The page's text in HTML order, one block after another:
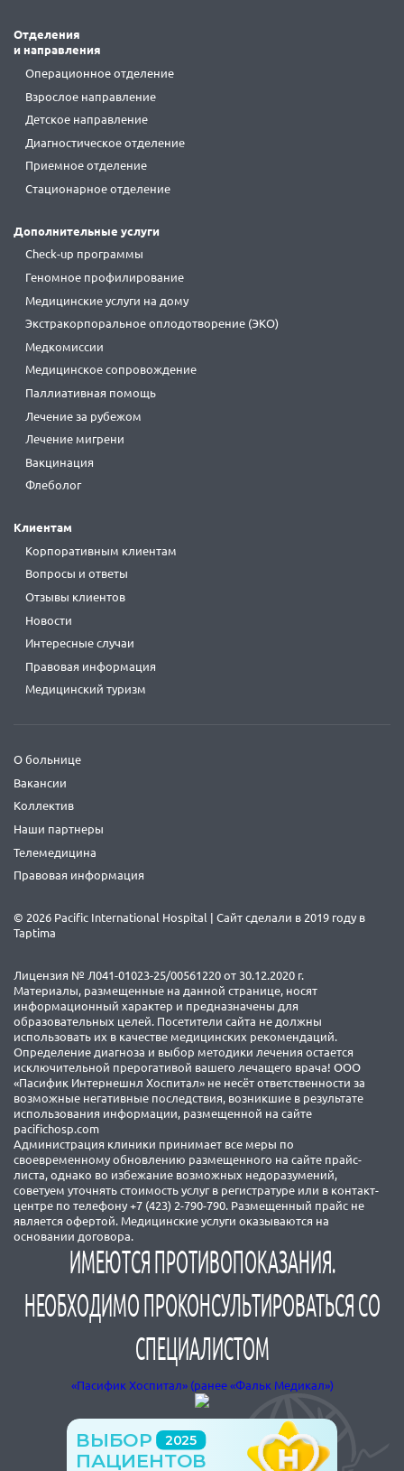
Отделения
и направления
Операционное отделение
Взрослое направление
Детское направление
Диагностическое отделение
Приемное отделение
Стационарное отделение
Дополнительные услуги
Check-up программы
Геномное профилирование
Медицинские услуги на дому
Экстракорпоральное оплодотворение (ЭКО)
Медкомиссии
Медицинское сопровождение
Паллиативная помощь
Лечение за рубежом
Лечение мигрени
Вакцинация
Флеболог
Клиентам
Корпоративным клиентам
Вопросы и ответы
Отзывы клиентов
Новости
Интересные случаи
Правовая информация
Медицинский туризм
О больнице
Вакансии
Коллектив
Наши партнеры
Телемедицина
Правовая информация
© 2026 Pacific International Hospital | Сайт сделали в 2019 году в
Taptima
Лицензия № Л041-01023-25/00561220 от 30.12.2020 г.
Материалы, размещенные на данной странице, носят
информационный характер и предназначены для
образовательных целей. Посетители сайта не должны
использовать их в качестве медицинских рекомендаций.
Определение диагноза и выбор методики лечения остается
исключительной прерогативой вашего лечащего врача! ООО
«Пасифик Интернешнл Хоспитал» не несёт ответственности за
возможные негативные последствия, возникшие в результате
использования информации, размещенной на сайте
pacifichosp.com
Администрация клиники принимает все меры по
своевременному обновлению размещенного на сайте прайс-
листа, однако во избежание возможных недоразумений,
советуем уточнять стоимость услуг в регистратуре или в контакт-
центре по телефону +7 (423) 2-790-790. Размещенный прайс не
является офертой. Медицинские услуги оказываются на
основании договора.
ИМЕЮТСЯ ПРОТИВОПОКАЗАНИЯ.
НЕОБХОДИМО ПРОКОНСУЛЬТИРОВАТЬСЯ СО
СПЕЦИАЛИСТОМ
«Пасифик Хоспитал» (ранее «Фальк Медикал»)